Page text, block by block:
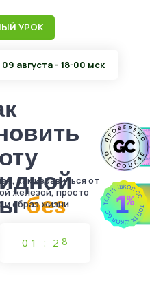
без
как избавиться от
железой, просто
и образ жизни
УРОК
0 1 : 2 8
09 августа - 18-00 мск